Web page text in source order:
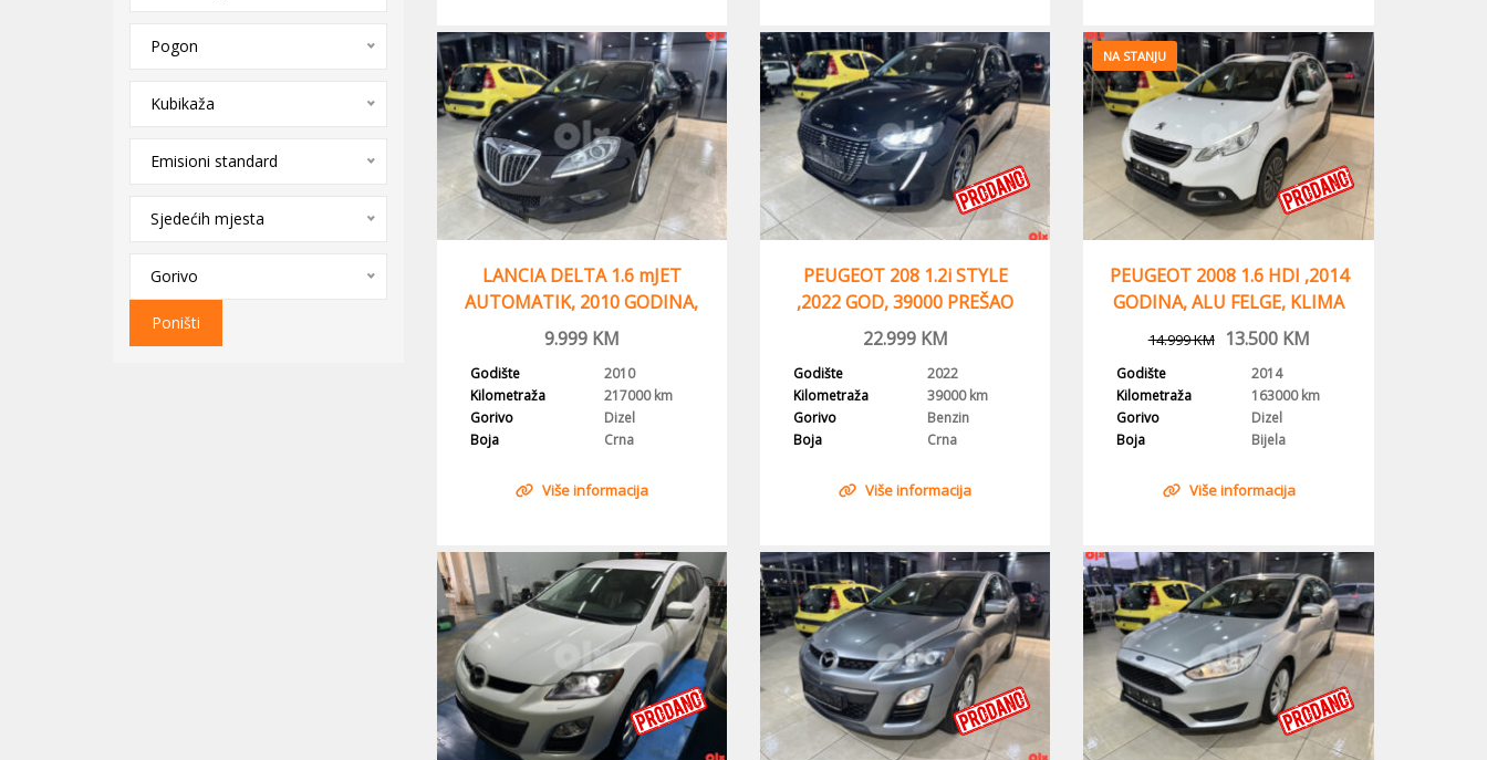
Pogon
Kubikaža
Emisioni standard
Sjedećih mjesta
Gorivo
Poništi
LANCIA DELTA 1.6 mJET
AUTOMATIK, 2010 GODINA,
NAVI
9.999KM
Godište
2010
Kilometraža
217000 km
Gorivo
Dizel
Boja
Crna
Više informacija
PEUGEOT 208 1.2i STYLE
,2022 GOD, 39000 PREŠAO
22.999KM
Godište
2022
Kilometraža
39000 km
Gorivo
Benzin
Boja
Crna
Više informacija
NA STANJU
PEUGEOT 2008 1.6 HDI ,2014
GODINA, ALU FELGE, KLIMA
14.999KM 13.500KM
Godište
2014
Kilometraža
163000 km
Gorivo
Dizel
Boja
Bijela
Više informacija